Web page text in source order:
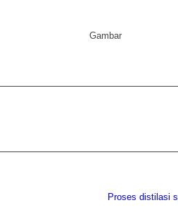
Gambar
Proses distilasi